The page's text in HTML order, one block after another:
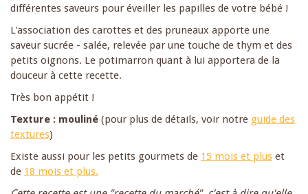
différentes saveurs pour éveiller les papilles de votre bébé !
L'association des carottes et des pruneaux apporte une
saveur sucrée - salée, relevée par une touche de thym et des
petits oignons. Le potimarron quant à lui apportera de la
douceur à cette recette.
Très bon appétit !
Texture : mouliné (pour plus de détails, voir notre guide des
textures)
Existe aussi pour les petits gourmets de 15 mois et plus et
de 18 mois et plus.